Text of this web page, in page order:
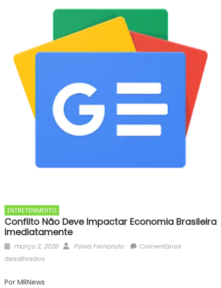
ENTRETENIMENTO
Conflito Não Deve Impactar Economia Brasileira
Imediatamente
Posted
on
março 3, 2026 Author
Paiva Fernando
Comentários
desativadosem
não
Por MRNews